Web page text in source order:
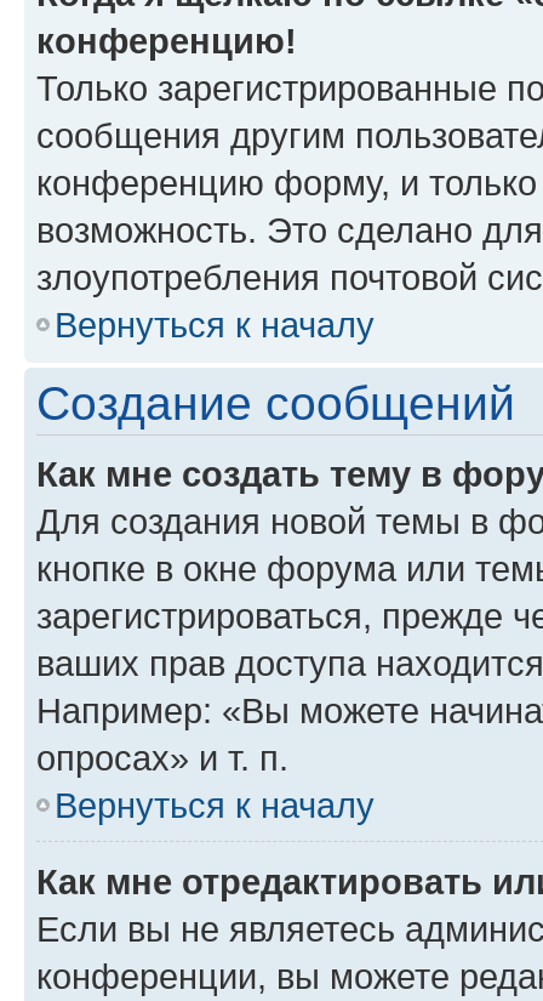
конференцию!
Только зарегистрированные
сообщения другим
конференцию форму, и
возможность. Это сделано
злоупотребления почтовой
Вернуться к началу
Создание сообщений
Как мне создать тему в
Для создания новой темы в
кнопке в окне форума или
зарегистрироваться, прежде
ваших прав доступа
Например: «Вы можете
опросах» и т. п.
Вернуться к началу
Как мне отредактировать
Если вы не являетесь
конференции, вы можете